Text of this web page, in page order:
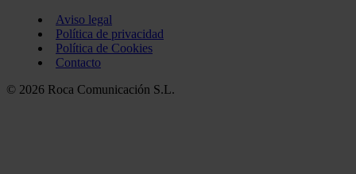
Aviso legal
Política de privacidad
Política de Cookies
Contacto
© 2026 Roca Comunicación S.L.